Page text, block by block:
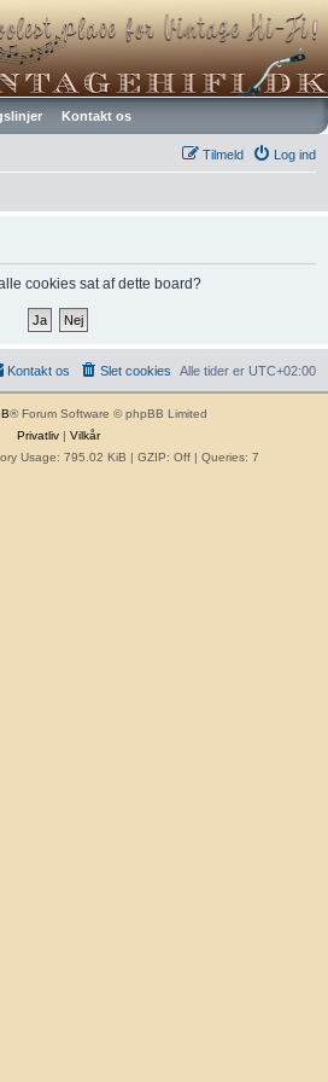
Kontakt os
Log ind
Tilmeld
cookies sat af dette board?
Alle tider er UTC+02:00
Slet cookies
Kontakt os
® Forum Software © phpBB Limited
Privatliv| Vilkår
Usage: 795.02 KiB | GZIP: Off | Queries: 7